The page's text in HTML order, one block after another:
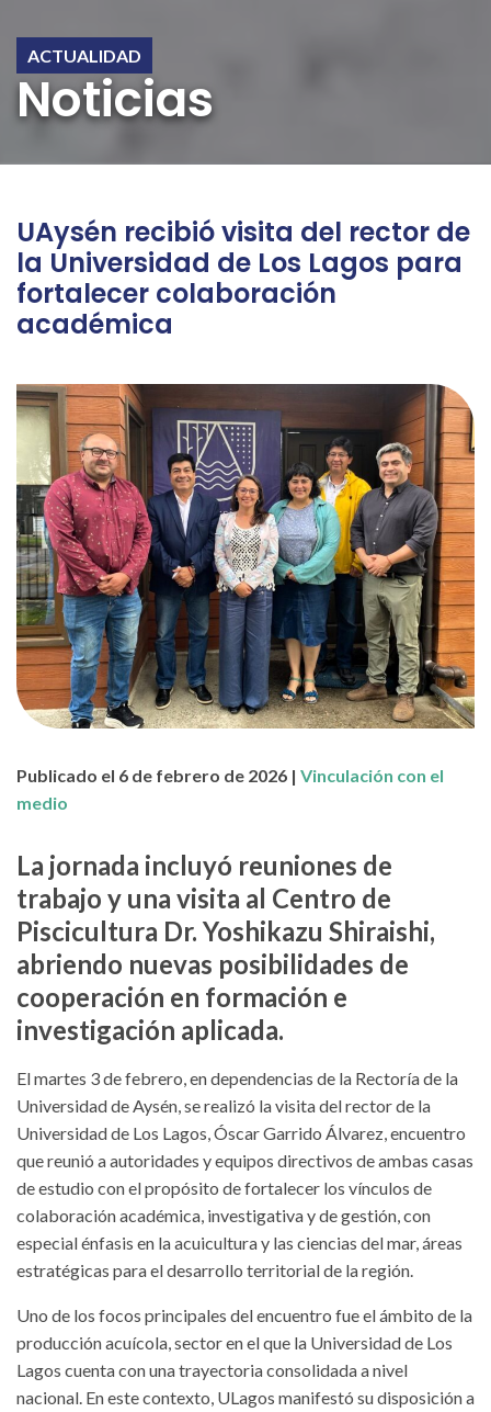
ACTUALIDAD
Noticias
UAysén recibió visita del rector de
la Universidad de Los Lagos para
fortalecer colaboración
académica
Publicado el 6 de febrero de 2026 | Vinculación con el
medio
La jornada incluyó reuniones de
trabajo y una visita al Centro de
Piscicultura Dr. Yoshikazu Shiraishi,
abriendo nuevas posibilidades de
cooperación en formación e
investigación aplicada.
El martes 3 de febrero, en dependencias de la Rectoría de la
Universidad de Aysén, se realizó la visita del rector de la
Universidad de Los Lagos, Óscar Garrido Álvarez, encuentro
que reunió a autoridades y equipos directivos de ambas casas
de estudio con el propósito de fortalecer los vínculos de
colaboración académica, investigativa y de gestión, con
especial énfasis en la acuicultura y las ciencias del mar, áreas
estratégicas para el desarrollo territorial de la región.
Uno de los focos principales del encuentro fue el ámbito de la
producción acuícola, sector en el que la Universidad de Los
Lagos cuenta con una trayectoria consolidada a nivel
nacional. En este contexto, ULagos manifestó su disposición a